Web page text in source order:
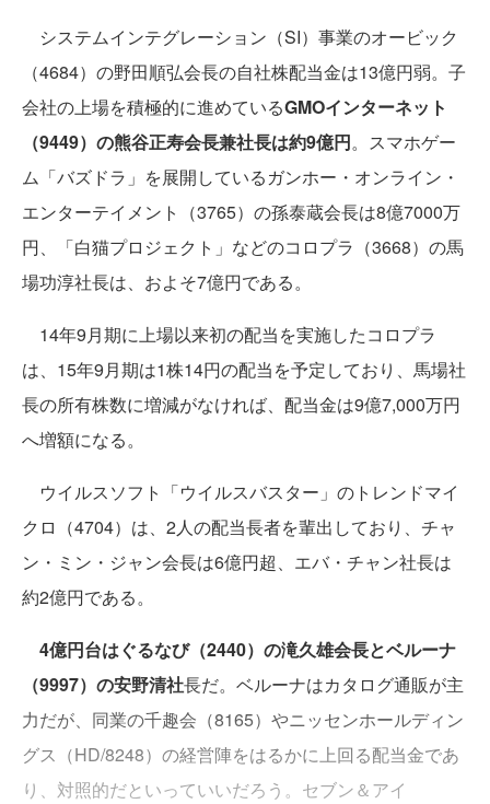
システムインテグレーション（SI）事業のオービック
（4684）の野田順弘会長の自社株配当金は13億円弱。子
会社の上場を積極的に進めているGMOインターネット
（9449）の熊谷正寿会長兼社長は約9億円。スマホゲー
ム「バズドラ」を展開しているガンホー・オンライン・
エンターテイメント（3765）の孫泰蔵会長は8億7000万
円、「白猫プロジェクト」などのコロプラ（3668）の馬
場功淳社長は、およそ7億円である。
14年9月期に上場以来初の配当を実施したコロプラ
は、15年9月期は1株14円の配当を予定しており、馬場社
長の所有株数に増減がなければ、配当金は9億7,000万円
へ増額になる。
ウイルスソフト「ウイルスバスター」のトレンドマイ
クロ（4704）は、2人の配当長者を輩出しており、チャ
ン・ミン・ジャン会長は6億円超、エバ・チャン社長は
約2億円である。
4億円台はぐるなび（2440）の滝久雄会長とベルーナ
（9997）の安野清社長だ。ベルーナはカタログ通販が主
力だが、同業の千趣会（8165）やニッセンホールディン
グス（HD/8248）の経営陣をはるかに上回る配当金であ
り、対照的だといっていいだろう。セブン＆アイ